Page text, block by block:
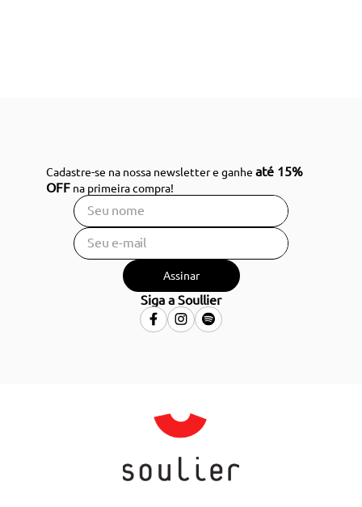
Cadastre-se na nossa newsletter e ganheaté 15%
OFF na primeira compra!
Assinar
Siga a Soullier